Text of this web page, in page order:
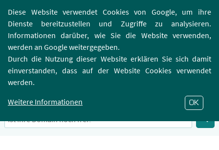
Diese Website verwendet Cookies von Google, um ihre
Dienste bereitzustellen und Zugriffe zu analysieren.
Informationen darüber, wie Sie die Website verwenden,
werden an Google weitergegeben.
Durch die Nutzung dieser Website erklären Sie sich damit
einverstanden, dass auf der Website Cookies verwendet
werden.
Weitere Informationen
OK
.JP-Domain